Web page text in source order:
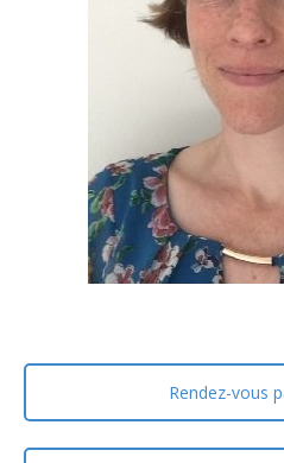
Rendez-vous